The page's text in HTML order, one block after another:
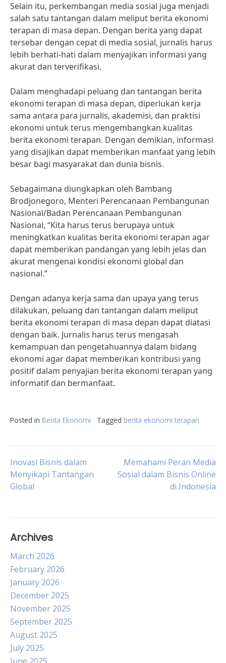
Selain itu, perkembangan media sosial juga menjadi
salah satu tantangan dalam meliput berita ekonomi
terapan di masa depan. Dengan berita yang dapat
tersebar dengan cepat di media sosial, jurnalis harus
lebih berhati-hati dalam menyajikan informasi yang
akurat dan terverifikasi.
Dalam menghadapi peluang dan tantangan berita
ekonomi terapan di masa depan, diperlukan kerja
sama antara para jurnalis, akademisi, dan praktisi
ekonomi untuk terus mengembangkan kualitas
berita ekonomi terapan. Dengan demikian, informasi
yang disajikan dapat memberikan manfaat yang lebih
besar bagi masyarakat dan dunia bisnis.
Sebagaimana diungkapkan oleh Bambang
Brodjonegoro, Menteri Perencanaan Pembangunan
Nasional/Badan Perencanaan Pembangunan
Nasional, “Kita harus terus berupaya untuk
meningkatkan kualitas berita ekonomi terapan agar
dapat memberikan pandangan yang lebih jelas dan
akurat mengenai kondisi ekonomi global dan
nasional.”
Dengan adanya kerja sama dan upaya yang terus
dilakukan, peluang dan tantangan dalam meliput
berita ekonomi terapan di masa depan dapat diatasi
dengan baik. Jurnalis harus terus mengasah
kemampuan dan pengetahuannya dalam bidang
ekonomi agar dapat memberikan kontribusi yang
positif dalam penyajian berita ekonomi terapan yang
informatif dan bermanfaat.
Posted in Berita Ekonomi Tagged berita ekonomi terapan
Post
navigation
Inovasi Bisnis dalam
Menyikapi Tantangan
Global
Memahami Peran Media
Sosial dalam Bisnis Online
di Indonesia
Archives
March 2026
February 2026
January 2026
December 2025
November 2025
September 2025
August 2025
July 2025